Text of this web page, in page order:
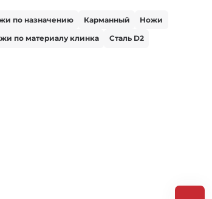
по назначению Карманный Ножи
по материалу клинка Сталь D2